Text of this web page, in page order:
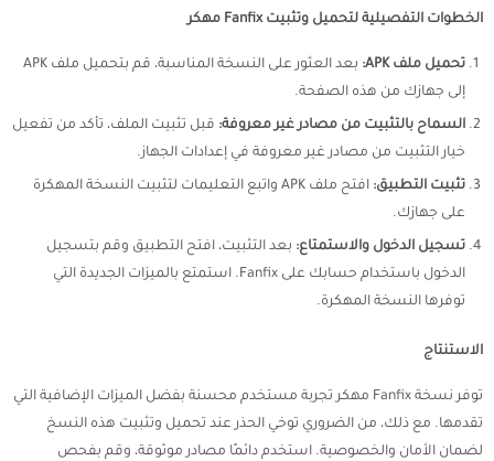
الخطوات التفصيلية لتحميل وتثبيت Fanfix مهكر
تحميل ملف APK:
بعد العثور على النسخة المناسبة، قم بتحميل ملف APK
إلى جهازك من هذه الصفحة.
السماح بالتثبيت من مصادر غير معروفة: قبل تثبيت الملف، تأكد من تفعيل
خيار التثبيت من مصادر غير معروفة في إعدادات الجهاز.
تثبيت التطبيق:
افتح ملف APK واتبع التعليمات لتثبيت النسخة المهكرة
على جهازك.
تسجيل الدخول والاستمتاع: بعد التثبيت، افتح التطبيق وقم بتسجيل
الدخول باستخدام حسابك على Fanfix. استمتع بالميزات الجديدة التي
توفرها النسخة المهكرة.
الاستنتاج
توفر نسخة Fanfix مهكر تجربة مستخدم محسنة بفضل الميزات الإضافية التي
تقدمها. مع ذلك، من الضروري توخي الحذر عند تحميل وتثبيت هذه النسخ
لضمان الأمان والخصوصية. استخدم دائمًا مصادر موثوقة، وقم بفحص